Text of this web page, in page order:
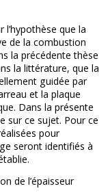
l’hypothèse que la
de la combustion
la précédente thèse
la littérature, que la
guidée par
et la plaque
Dans la présente
sur ce sujet. Pour ce
pour
seront identifiés à
de l’épaisseur